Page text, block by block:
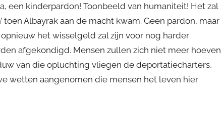
een kinderpardon! Toonbeeld van humaniteit! Het zal
Albayrak aan de macht kwam. Geen pardon, maar
het wisselgeld zal zijn voor nog harder
afgekondigd. Mensen zullen zich niet meer hoeven
van die opluchting vliegen de deportatiecharters,
wetten aangenomen die mensen het leven hier